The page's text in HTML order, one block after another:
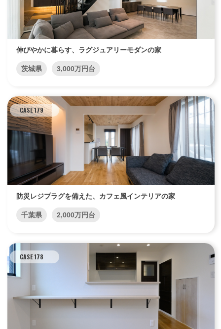
伸びやかに暮らす、ラグジュアリーモダンの家
茨城県 3,000万円台
CASE 179
防災レジプラグを備えた、カフェ風インテリアの家
千葉県 2,000万円台
CASE 178